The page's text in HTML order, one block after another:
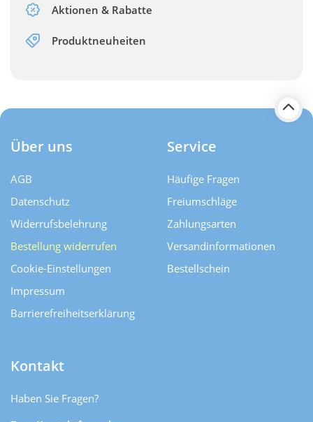
Aktionen & Rabatte
Produktneuheiten
Über uns
AGB
Datenschutz
Widerrufsbelehrung
Bestellung widerrufen
Cookie-Einstellungen
Impressum
Barrierefreiheitserklärung
Service
Häufige Fragen
Freiumschläge
Zahlungsarten
Versand­informationen
Bestellschein
Kontakt
Haben Sie Fragen?